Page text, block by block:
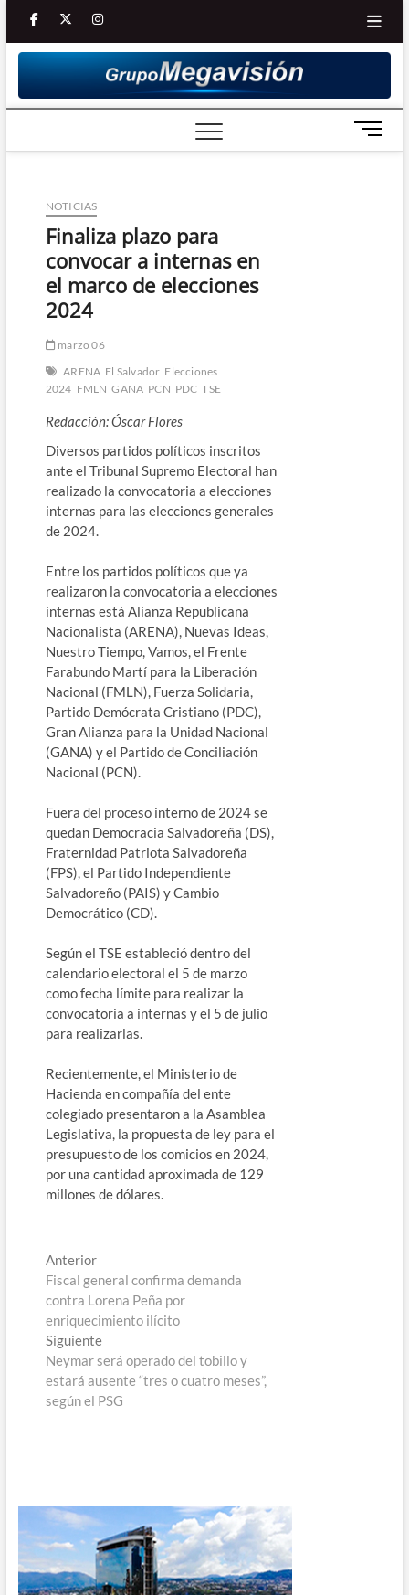
Saltar
contenido
facebooktwitter
Youtube
instagram
B
o
NOTICIAS
Finaliza plazo para
convocar a internas en
el marco de elecciones
2024
marzo 06
ARENA El Salvador Elecciones
2024 FMLN GANA PCN PDC TSE
Redacción: Óscar Flores
Diversos partidos políticos inscritos
ante el Tribunal Supremo Electoral han
realizado la convocatoria a elecciones
internas para las elecciones generales
de 2024.
Entre los partidos políticos que ya
realizaron la convocatoria a elecciones
internas está Alianza Republicana
Nacionalista (ARENA), Nuevas Ideas,
Nuestro Tiempo, Vamos, el Frente
Farabundo Martí para la Liberación
Nacional (FMLN), Fuerza Solidaria,
Partido Demócrata Cristiano (PDC),
Gran Alianza para la Unidad Nacional
(GANA) y el Partido de Conciliación
Nacional (PCN).
Fuera del proceso interno de 2024 se
quedan Democracia Salvadoreña (DS),
Fraternidad Patriota Salvadoreña
(FPS), el Partido Independiente
Salvadoreño (PAIS) y Cambio
Democrático (CD).
Según el TSE estableció dentro del
calendario electoral el 5 de marzo
como fecha límite para realizar la
convocatoria a internas y el 5 de julio
para realizarlas.
Recientemente, el Ministerio de
Hacienda en compañía del ente
colegiado presentaron a la Asamblea
Legislativa, la propuesta de ley para el
presupuesto de los comicios en 2024,
por una cantidad aproximada de 129
millones de dólares.
Navegación
de
entradas
AnteriorEntrada
anterior:
Fiscal general confirma demanda
contra Lorena Peña por
enriquecimiento ilícito
SiguienteEntrada
siguiente:
Neymar será operado del tobillo y
estará ausente “tres o cuatro meses”,
según el PSG